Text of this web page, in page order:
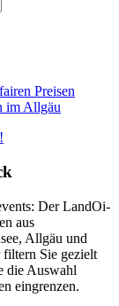
Der LandOi-
aus
Allgäu und
Sie gezielt
die Auswahl
eingrenzen.